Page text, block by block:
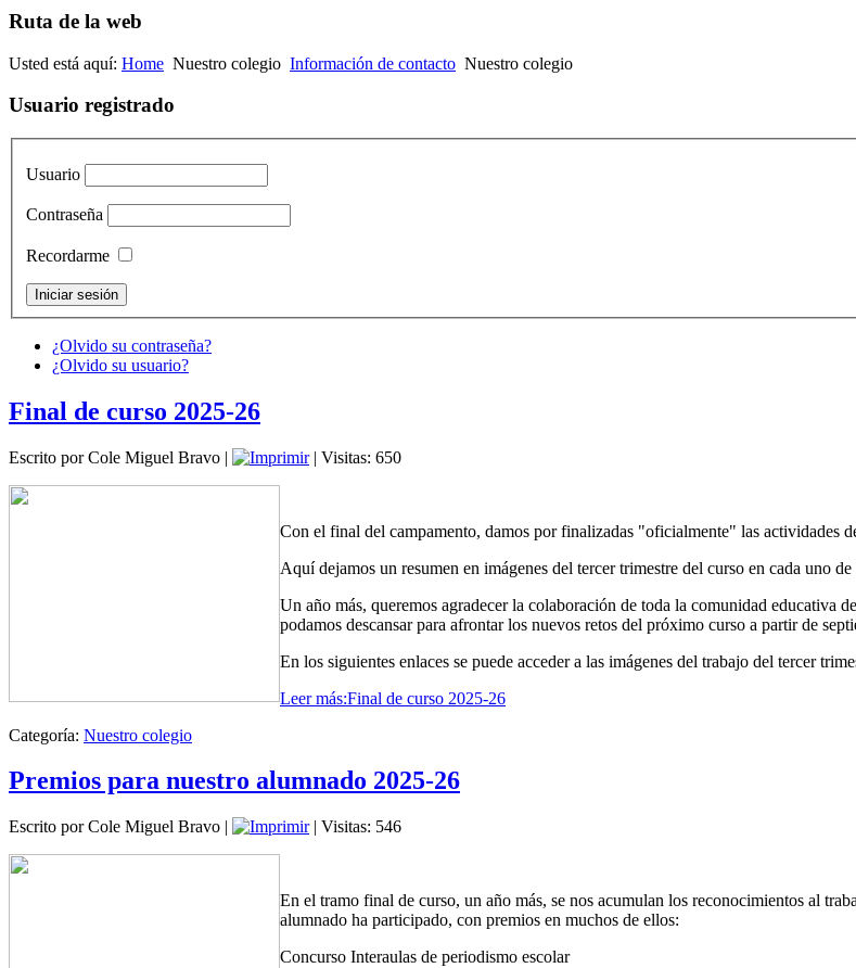
Ruta de la web
Usted está aquí: Home Nuestro colegio Información de contacto Nuestro colegio
Usuario registrado
Usuario
Contraseña
Recordarme
¿Olvido su contraseña?
¿Olvido su usuario?
Final de curso 2025-26
Escrito por Cole Miguel Bravo | | Visitas: 650
Con el final del campamento, damos por finalizadas "oficialmente" las
Aquí dejamos un resumen en imágenes del tercer trimestre del curso en cada uno
Un año más, queremos agradecer la colaboración de toda la comunidad educativa
podamos descansar para afrontar los nuevos retos del próximo curso a partir de
En los siguientes enlaces se puede acceder a las imágenes del trabajo del tercer
Leer más:Final de curso 2025-26
Categoría: Nuestro colegio
Premios para nuestro alumnado 2025-26
Escrito por Cole Miguel Bravo | | Visitas: 546
En el tramo final de curso, un año más, se nos acumulan los reconocimientos al
alumnado ha participado, con premios en muchos de ellos:
Concurso Interaulas de periodismo escolar